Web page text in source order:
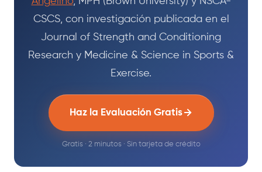
CSCS, con investigación publicada en el
Journal of Strength and Conditioning
Research y Medicine & Science in Sports &
Exercise.
Haz la Evaluación Gratis
Gratis · 2 minutos · Sin tarjeta de crédito